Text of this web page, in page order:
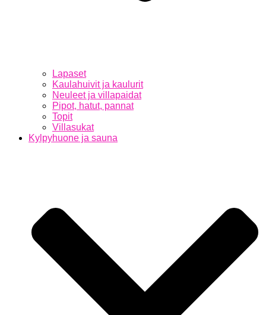
Lapaset
Kaulahuivit ja kaulurit
Neuleet ja villapaidat
Pipot, hatut, pannat
Topit
Villasukat
Kylpyhuone ja sauna